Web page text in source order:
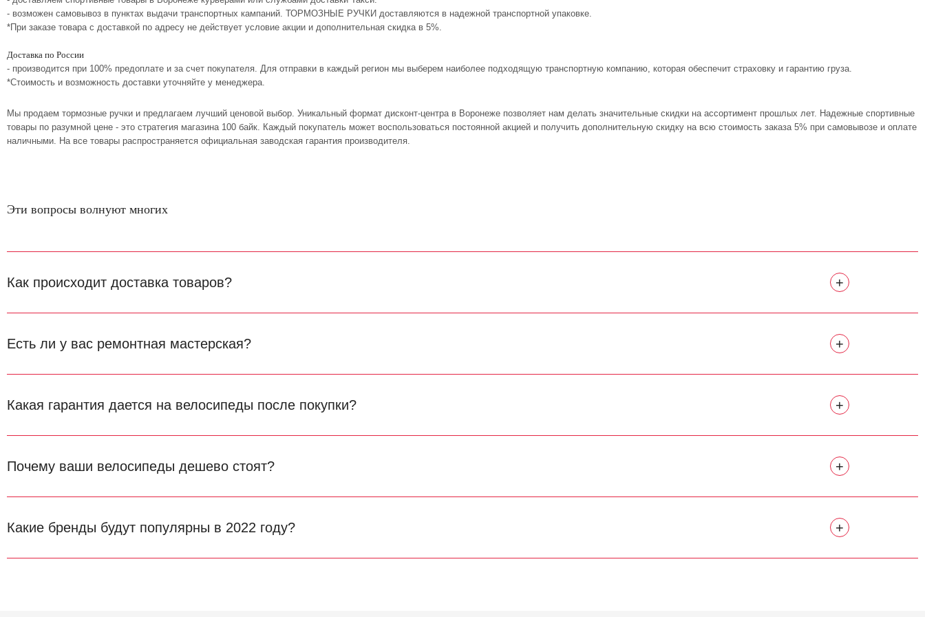
- возможен самовывоз в пунктах выдачи транспортных кампаний. ТОРМОЗНЫЕ РУЧКИ доставляются в надежной транспортной упаковке.
*При заказе товара с доставкой по адресу не действует условие акции и дополнительная скидка в 5%.
Доставка по России
- производится при 100% предоплате и за счет покупателя. Для отправки в каждый регион мы выберем наиболее подходящую транспортную компанию, которая обеспечит страховку и гарантию груза.
*Стоимость и возможность доставки уточняйте у менеджера.
Мы продаем тормозные ручки и предлагаем лучший ценовой выбор. Уникальный формат дисконт-центра в Воронеже позволяет нам делать значительные скидки на ассортимент прошлых лет. Надежные спортивные
товары по разумной цене - это стратегия магазина 100 байк. Каждый покупатель может воспользоваться постоянной акцией и получить дополнительную скидку на всю стоимость заказа 5% при самовывозе и оплате
наличными. На все товары распространяется официальная заводская гарантия производителя.
Эти вопросы волнуют многих
Как происходит доставка товаров? +
Есть ли у вас ремонтная мастерская? +
Какая гарантия дается на велосипеды после покупки? +
Почему ваши велосипеды дешево стоят? +
Какие бренды будут популярны в 2022 году? +